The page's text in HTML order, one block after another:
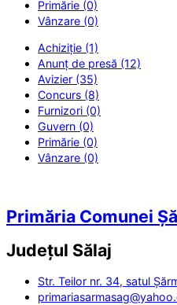
Primărie (0)
Vânzare (0)
Achiziție (1)
Anunț de presă (12)
Avizier (35)
Concurs (8)
Furnizori (0)
Guvern (0)
Primărie (0)
Vânzare (0)
Primăria Comunei
Județul Sălaj
Str. Teilor nr. 34, satul